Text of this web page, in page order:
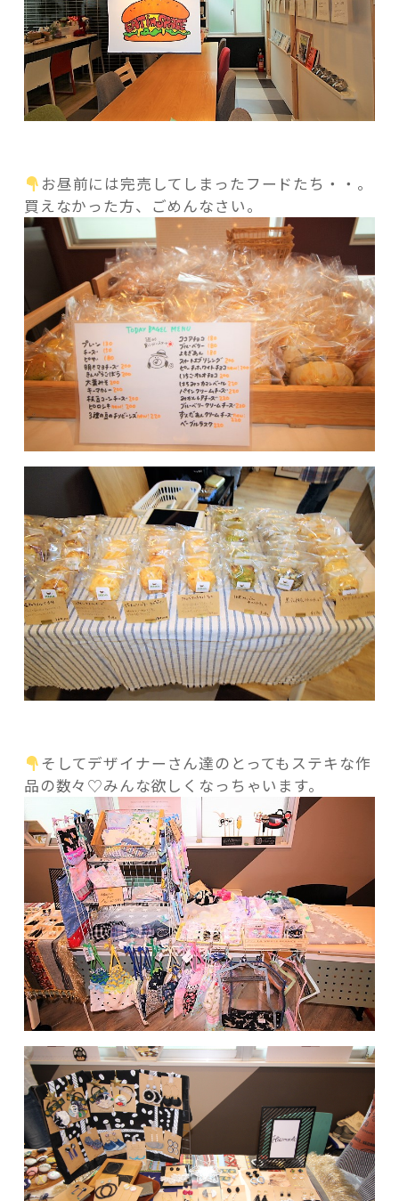
お昼前には完売してしまったフードたち・・。
買えなかった方、ごめんなさい。
そしてデザイナーさん達のとってもステキな作
品の数々♡みんな欲しくなっちゃいます。